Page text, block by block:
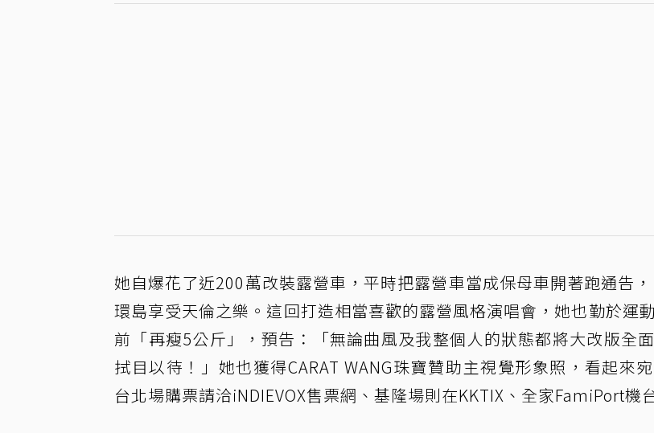
她自爆花了近200萬改裝露營車，平時把露營車當成保母車開著跑通告
環島享受天倫之樂。這回打造相當喜歡的露營風格演唱會，她也勤於運
前「再瘦5公斤」，預告：「無論曲風及我整個人的狀態都將大改版全
拭目以待！」她也獲得CARAT WANG珠寶贊助主視覺形象照，看起來
台北場購票請洽iNDIEVOX售票網、基隆場則在KKTIX、全家FamiPort機